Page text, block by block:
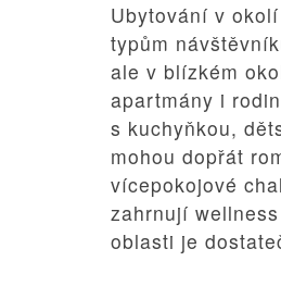
Ubytování v
typům
ale v blízkém
apartmány i
s kuchyňkou,
mohou dopřát
vícepokojové
zahrnují
oblasti je